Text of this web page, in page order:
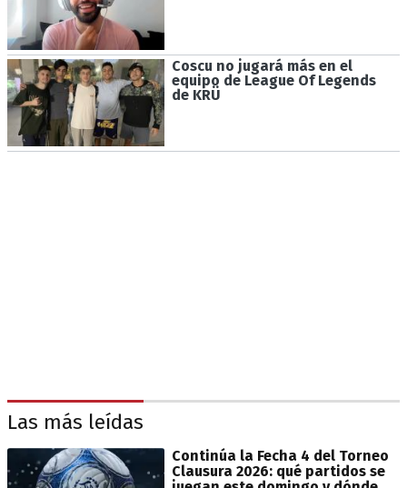
Coscu no jugará más en el
equipo de League Of Legends
de KRÜ
Las más leídas
Continúa la Fecha 4 del Torneo
Clausura 2026: qué partidos se